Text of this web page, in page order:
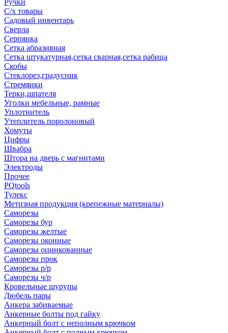
Ручки
С/х товары
Садовый инвентарь
Сверла
Серпянка
Сетка абразивная
Сетка штукатурная,сетка сварная,сетка рабица
Скобы
Стеклорез,градусник
Стремянки
Терки,шпателя
Уголки мебельные, рамные
Уплотнитель
Утеплитель поролоновый
Хомуты
Цифры
Швабра
Штора на дверь с магнитами
Электроды
Прочее
PQtools
Тулекс
Метизная продукция (крепежные материалы)
Саморезы
Саморезы бур
Саморезы желтые
Саморезы оконные
Саморезы оцинкованные
Саморезы прок
Саморезы р/р
Саморезы ч/р
Кровельные шурупы
Дюбель пары
Анкера забиваемые
Анкерные болты под гайку
Анкерный болт с неполным крючком